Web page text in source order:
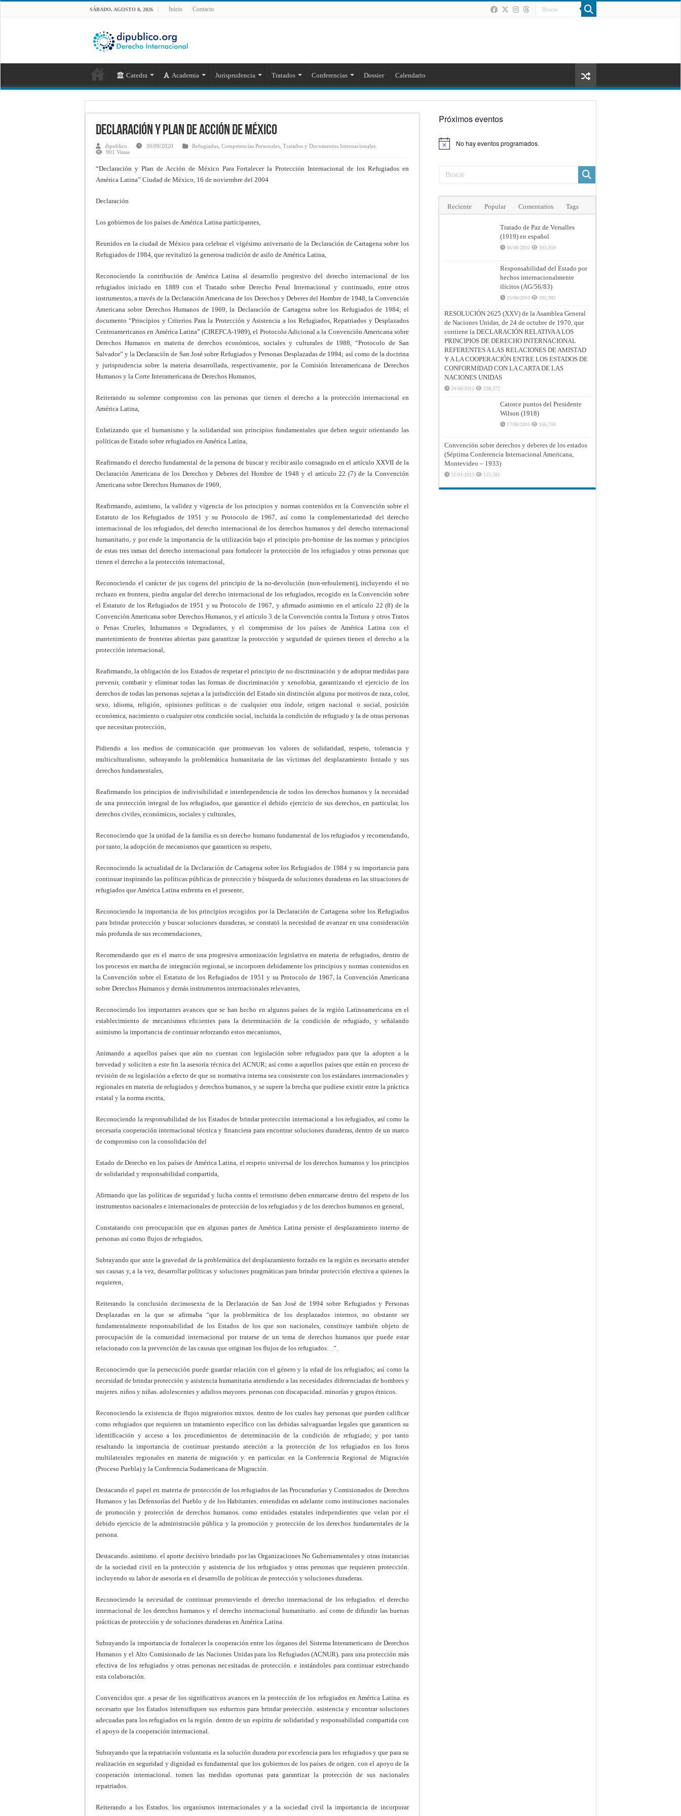
SÁBADO, AGOSTO 8, 2026 Inicio Contacto
Catedra Academia Jurisprudencia Tratados Conferencias Dossier Calendario
Declaración y Plan de Acción de México
dipublico 30/09/2020 Refugiados Competencias Personales Tratados y Documentos Internacionales
901 Vistas
“Declaración y Plan de Acción de México Para Fortalecer la Protección Internacional de los Refugiados en
América Latina” Ciudad de México, 16 de noviembre del 2004
Declaración
Los gobiernos de los países de América Latina participantes,
Reunidos en la ciudad de México para celebrar el vigésimo aniversario de la Declaración de Cartagena sobre los
Refugiados de 1984, que revitalizó la generosa tradición de asilo de América Latina,
Reconociendo la contribución de América Latina al desarrollo progresivo del derecho internacional de los
refugiados iniciado en 1889 con el Tratado sobre Derecho Penal Internacional y continuado, entre otros
instrumentos, a través de la Declaración Americana de los Derechos y Deberes del Hombre de 1948, la Convención
Americana sobre Derechos Humanos de 1969, la Declaración de Cartagena sobre los Refugiados de 1984; el
documento “Principios y Criterios Para la Protección y Asistencia a los Refugiados, Repatriados y Desplazados
Centroamericanos en América Latina” (CIREFCA-1989), el Protocolo Adicional a la Convención Americana sobre
Derechos Humanos en materia de derechos económicos, sociales y culturales de 1988, “Protocolo de San
Salvador” y la Declaración de San José sobre Refugiados y Personas Desplazadas de 1994; así como de la doctrina
y jurisprudencia sobre la materia desarrollada, respectivamente, por la Comisión Interamericana de Derechos
Humanos y la Corte Interamericana de Derechos Humanos,
Reiterando su solemne compromiso con las personas que tienen el derecho a la protección internacional en
América Latina,
Enfatizando que el humanismo y la solidaridad son principios fundamentales que deben seguir orientando las
políticas de Estado sobre refugiados en América Latina,
Reafirmando el derecho fundamental de la persona de buscar y recibir asilo consagrado en el artículo XXVII de la
Declaración Americana de los Derechos y Deberes del Hombre de 1948 y el artículo 22 (7) de la Convención
Americana sobre Derechos Humanos de 1969,
Reafirmando, asimismo, la validez y vigencia de los principios y normas contenidos en la Convención sobre el
Estatuto de los Refugiados de 1951 y su Protocolo de 1967, así como la complementariedad del derecho
internacional de los refugiados, del derecho internacional de los derechos humanos y del derecho internacional
humanitario, y por ende la importancia de la utilización bajo el principio pro-homine de las normas y principios
de estas tres ramas del derecho internacional para fortalecer la protección de los refugiados y otras personas que
tienen el derecho a la protección internacional,
Reconociendo el carácter de jus cogens del principio de la no-devolución (non-refoulement), incluyendo el no
rechazo en frontera, piedra angular del derecho internacional de los refugiados, recogido en la Convención sobre
el Estatuto de los Refugiados de 1951 y su Protocolo de 1967, y afirmado asimismo en el artículo 22 (8) de la
Convención Americana sobre Derechos Humanos, y el artículo 3 de la Convención contra la Tortura y otros Tratos
o Penas Crueles, Inhumanos o Degradantes, y el compromiso de los países de América Latina con el
mantenimiento de fronteras abiertas para garantizar la protección y seguridad de quienes tienen el derecho a la
protección internacional,
Reafirmando, la obligación de los Estados de respetar el principio de no discriminación y de adoptar medidas para
prevenir, combatir y eliminar todas las formas de discriminación y xenofobia, garantizando el ejercicio de los
derechos de todas las personas sujetas a la jurisdicción del Estado sin distinción alguna por motivos de raza, color,
sexo, idioma, religión, opiniones políticas o de cualquier otra índole, origen nacional o social, posición
económica, nacimiento o cualquier otra condición social, incluida la condición de refugiado y la de otras personas
que necesitan protección,
Pidiendo a los medios de comunicación que promuevan los valores de solidaridad, respeto, tolerancia y
multiculturalismo, subrayando la problemática humanitaria de las víctimas del desplazamiento forzado y sus
derechos fundamentales,
Reafirmando los principios de indivisibilidad e interdependencia de todos los derechos humanos y la necesidad
de una protección integral de los refugiados, que garantice el debido ejercicio de sus derechos, en particular, los
derechos civiles, económicos, sociales y culturales,
Reconociendo que la unidad de la familia es un derecho humano fundamental de los refugiados y recomendando,
por tanto, la adopción de mecanismos que garanticen su respeto,
Reconociendo la actualidad de la Declaración de Cartagena sobre los Refugiados de 1984 y su importancia para
continuar inspirando las políticas públicas de protección y búsqueda de soluciones duraderas en las situaciones de
refugiados que América Latina enfrenta en el presente,
Reconociendo la importancia de los principios recogidos por la Declaración de Cartagena sobre los Refugiados
para brindar protección y buscar soluciones duraderas, se constató la necesidad de avanzar en una consideración
más profunda de sus recomendaciones,
Recomendando que en el marco de una progresiva armonización legislativa en materia de refugiados, dentro de
los procesos en marcha de integración regional, se incorporen debidamente los principios y normas contenidos en
la Convención sobre el Estatuto de los Refugiados de 1951 y su Protocolo de 1967, la Convención Americana
sobre Derechos Humanos y demás instrumentos internacionales relevantes,
Reconociendo los importantes avances que se han hecho en algunos países de la región Latinoamericana en el
establecimiento de mecanismos eficientes para la determinación de la condición de refugiado, y señalando
asimismo la importancia de continuar reforzando estos mecanismos,
Animando a aquellos países que aún no cuentan con legislación sobre refugiados para que la adopten a la
brevedad y soliciten a este fin la asesoría técnica del ACNUR; así como a aquellos países que están en proceso de
revisión de su legislación a efecto de que su normativa interna sea consistente con los estándares internacionales y
regionales en materia de refugiados y derechos humanos, y se supere la brecha que pudiese existir entre la práctica
estatal y la norma escrita,
Reconociendo la responsabilidad de los Estados de brindar protección internacional a los refugiados, así como la
necesaria cooperación internacional técnica y financiera para encontrar soluciones duraderas, dentro de un marco
de compromiso con la consolidación del
Estado de Derecho en los países de América Latina, el respeto universal de los derechos humanos y los principios
de solidaridad y responsabilidad compartida,
Afirmando que las políticas de seguridad y lucha contra el terrorismo deben enmarcarse dentro del respeto de los
instrumentos nacionales e internacionales de protección de los refugiados y de los derechos humanos en general,
Constatando con preocupación que en algunas partes de América Latina persiste el desplazamiento interno de
personas así como flujos de refugiados,
Subrayando que ante la gravedad de la problemática del desplazamiento forzado en la región es necesario atender
sus causas y, a la vez, desarrollar políticas y soluciones pragmáticas para brindar protección efectiva a quienes la
requieren,
Reiterando la conclusión decimosexta de la Declaración de San José de 1994 sobre Refugiados y Personas
Desplazadas en la que se afirmaba “que la problemática de los desplazados internos, no obstante ser
fundamentalmente responsabilidad de los Estados de los que son nacionales, constituye también objeto de
preocupación de la comunidad internacional por tratarse de un tema de derechos humanos que puede estar
relacionado con la prevención de las causas que originan los flujos de los refugiados…”.
Reconociendo que la persecución puede guardar relación con el género y la edad de los refugiados; así como la
necesidad de brindar protección y asistencia humanitaria atendiendo a las necesidades diferenciadas de hombres y
mujeres. niños y niñas. adolescentes y adultos mayores. personas con discapacidad. minorías y grupos étnicos.
Reconociendo la existencia de flujos migratorios mixtos. dentro de los cuales hay personas que pueden calificar
como refugiados que requieren un tratamiento específico con las debidas salvaguardas legales que garanticen su
identificación y acceso a los procedimientos de determinación de la condición de refugiado; y por tanto
resaltando la importancia de continuar prestando atención a la protección de los refugiados en los foros
multilaterales regionales en materia de migración y. en particular. en la Conferencia Regional de Migración
(Proceso Puebla) y la Conferencia Sudamericana de Migración.
Destacando el papel en materia de protección de los refugiados de las Procuradurías y Comisionados de Derechos
Humanos y las Defensorías del Pueblo y de los Habitantes. entendidas en adelante como instituciones nacionales
de promoción y protección de derechos humanos. como entidades estatales independientes que velan por el
debido ejercicio de la administración pública y la promoción y protección de los derechos fundamentales de la
persona.
Destacando. asimismo. el aporte decisivo brindado por las Organizaciones No Gubernamentales y otras instancias
de la sociedad civil en la protección y asistencia de los refugiados y otras personas que requieren protección.
incluyendo su labor de asesoría en el desarrollo de políticas de protección y soluciones duraderas.
Reconociendo la necesidad de continuar promoviendo el derecho internacional de los refugiados. el derecho
internacional de los derechos humanos y el derecho internacional humanitario. así como de difundir las buenas
prácticas de protección y de soluciones duraderas en América Latina.
Subrayando la importancia de fortalecer la cooperación entre los órganos del Sistema Interamericano de Derechos
Humanos y el Alto Comisionado de las Naciones Unidas para los Refugiados (ACNUR). para una protección más
efectiva de los refugiados y otras personas necesitadas de protección. e instándoles para continuar estrechando
esta colaboración.
Convencidos que. a pesar de los significativos avances en la protección de los refugiados en América Latina. es
necesario que los Estados intensifiquen sus esfuerzos para brindar protección. asistencia y encontrar soluciones
adecuadas para los refugiados en la región. dentro de un espíritu de solidaridad y responsabilidad compartida con
el apoyo de la cooperación internacional.
Subrayando que la repatriación voluntaria es la solución duradera por excelencia para los refugiados y que para su
realización en seguridad y dignidad es fundamental que los gobiernos de los países de origen. con el apoyo de la
cooperación internacional. tomen las medidas oportunas para garantizar la protección de sus nacionales
repatriados.
Reiterando a los Estados. los organismos internacionales y a la sociedad civil la importancia de incorporar
Próximos eventos
Aviso No hay eventos programados.
Reciente Popular Comentarios Tags
Tratado de Paz de Versalles
(1919) en español
06/06/2010 393,959
Responsabilidad del Estado por
hechos internacionalmente
ilícitos (AG/56/83)
25/06/2010 262,982
RESOLUCIÓN 2625 (XXV) de la Asamblea General
de Naciones Unidas, de 24 de octubre de 1970, que
contiene la DECLARACIÓN RELATIVA A LOS
PRINCIPIOS DE DERECHO INTERNACIONAL
REFERENTES A LAS RELACIONES DE AMISTAD
Y A LA COOPERACIÓN ENTRE LOS ESTADOS DE
CONFORMIDAD CON LA CARTA DE LAS
NACIONES UNIDAS
24/06/2010 238,572
Catorce puntos del Presidente
Wilson (1918)
17/06/2010 166,758
Convención sobre derechos y deberes de los estados
(Séptima Conferencia Internacional Americana,
Montevideo – 1933)
21/01/2013 123,581